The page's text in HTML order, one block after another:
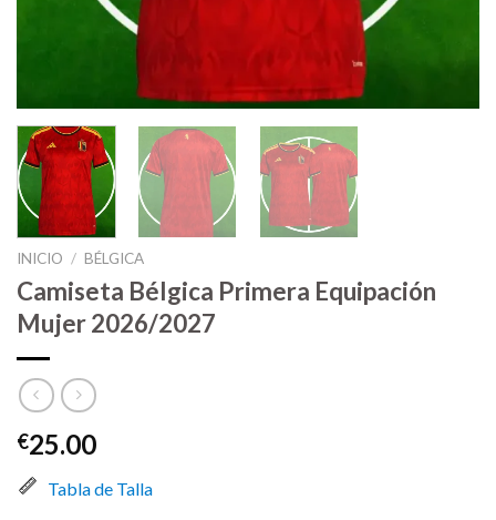
INICIO / BÉLGICA
Camiseta Bélgica Primera Equipación
Mujer 2026/2027
€25.00
Tabla de Talla